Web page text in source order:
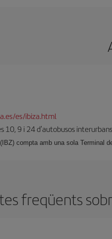
es/ibiza.html
10, 9 i 24 d'autobusos
compta amb una sola Terminal
freqüents